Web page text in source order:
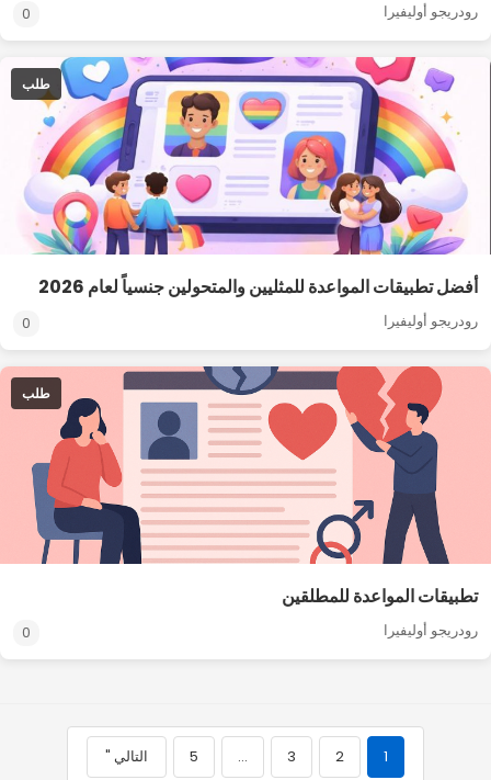
رودريجو أوليفيرا 0
طلب
أفضل تطبيقات المواعدة للمثليين والمتحولين جنسياً لعام 2026
رودريجو أوليفيرا 0
طلب
تطبيقات المواعدة للمطلقين
رودريجو أوليفيرا 0
1
2
3
…
5 التالي "